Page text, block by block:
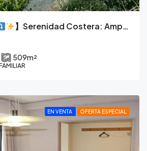
】Serenidad Costera: Amplia Finca de Hormigón de 7 Dormitorios en Shima
509m²
EN VENTA OFERTA ESPECIAL